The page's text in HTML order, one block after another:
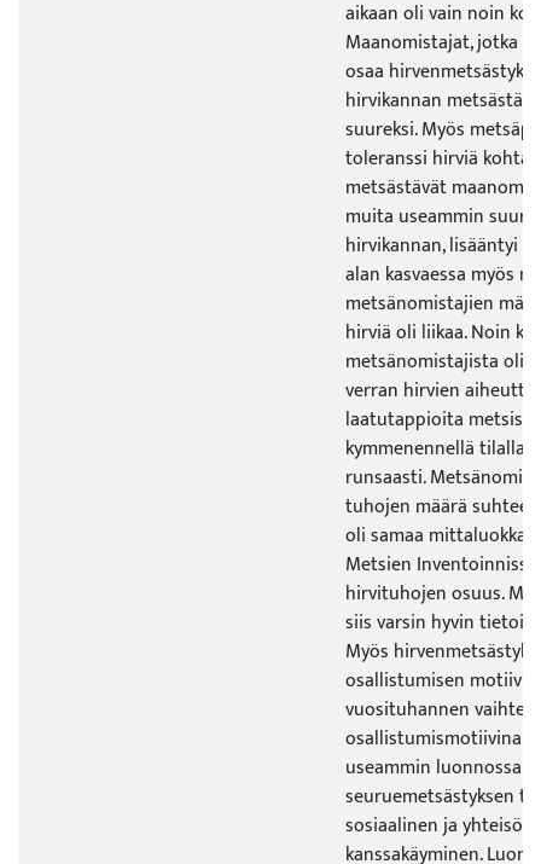
aikaan oli vain noin
Maanomistajat, jotka
osaa
hirvikannan
suureksi. Myös
toleranssi hirviä
metsästävät
muita useammin
hirvikannan, lisääntyi
alan kasvaessa myös
metsänomistajien
hirviä oli liikaa. Noin
metsänomistajista oli
verran hirvien
laatutappioita
kymmenennellä tilalla
runsaasti.
tuhojen määrä
oli samaa
Metsien
hirvituhojen osuus.
siis varsin hyvin
Myös
osallistumisen
vuosituhannen
osallistumismotiivina
useammin luonnossa
seuruemetsästyksen
sosiaalinen ja
kanssakäyminen.